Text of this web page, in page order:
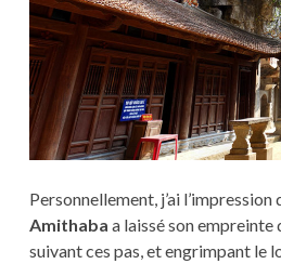
Personnellement, j’ai l’impression
Amithaba a laissé son empreinte
suivant ces pas, et engrimpant le